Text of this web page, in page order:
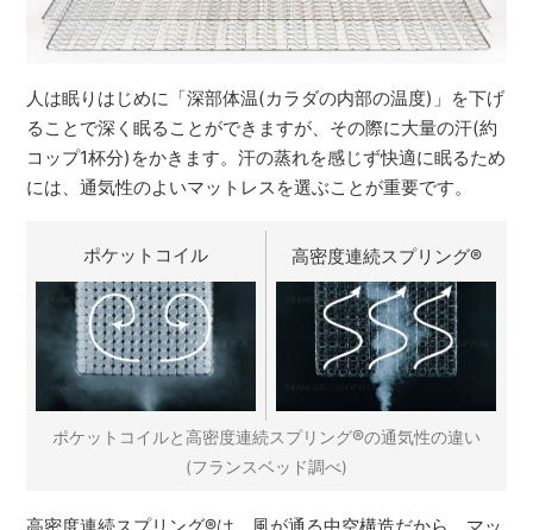
人は眠りはじめに「深部体温(カラダの内部の温度)」を下げ
ることで深く眠ることができますが、その際に大量の汗(約
コップ1杯分)をかきます。汗の蒸れを感じず快適に眠るため
には、通気性のよいマットレスを選ぶことが重要です。
ポケットコイル 高密度連続スプリング®
ポケットコイルと高密度連続スプリング®の通気性の違い
(フランスベッド調べ)